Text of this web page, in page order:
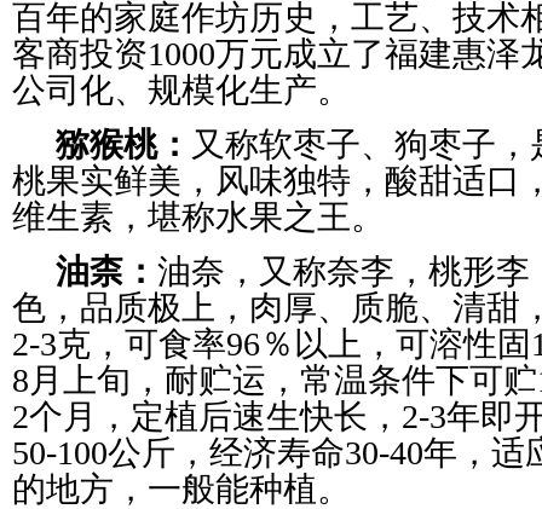
百年的家庭作坊历史，工艺、技术
客商投资1000万元成立了福建惠泽
公司化、规模化生产。
猕猴桃： 又称软枣子、狗枣子
桃果实鲜美，风味独特，酸甜适口
维生素，堪称水果之王。
油柰： 油奈，又称奈李，桃形
色，品质极上，肉厚、质脆、清甜
2-3克，可食率96％以上，可溶性
8月上旬，耐贮运，常温条件下可
2个月，定植后速生快长，2-3年即
50-100公斤，经济寿命30-40年，
的地方，一般能种植。